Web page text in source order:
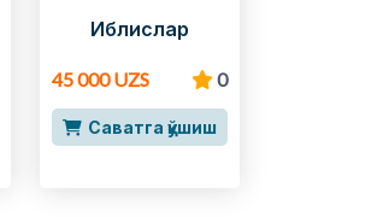
Иблислар
45 000 UZS 0
Саватга қўшиш